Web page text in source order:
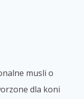
musli o
dla koni